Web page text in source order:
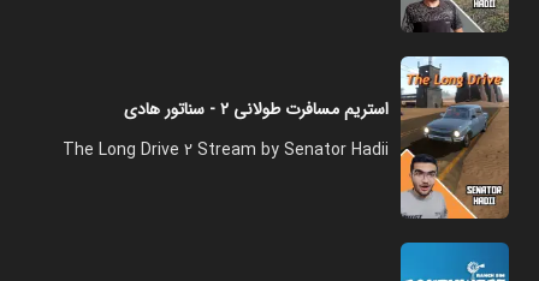
استریم مسافرت طولانی ۲ - سناتور هادی
The Long Drive 2 Stream by Senator Hadii